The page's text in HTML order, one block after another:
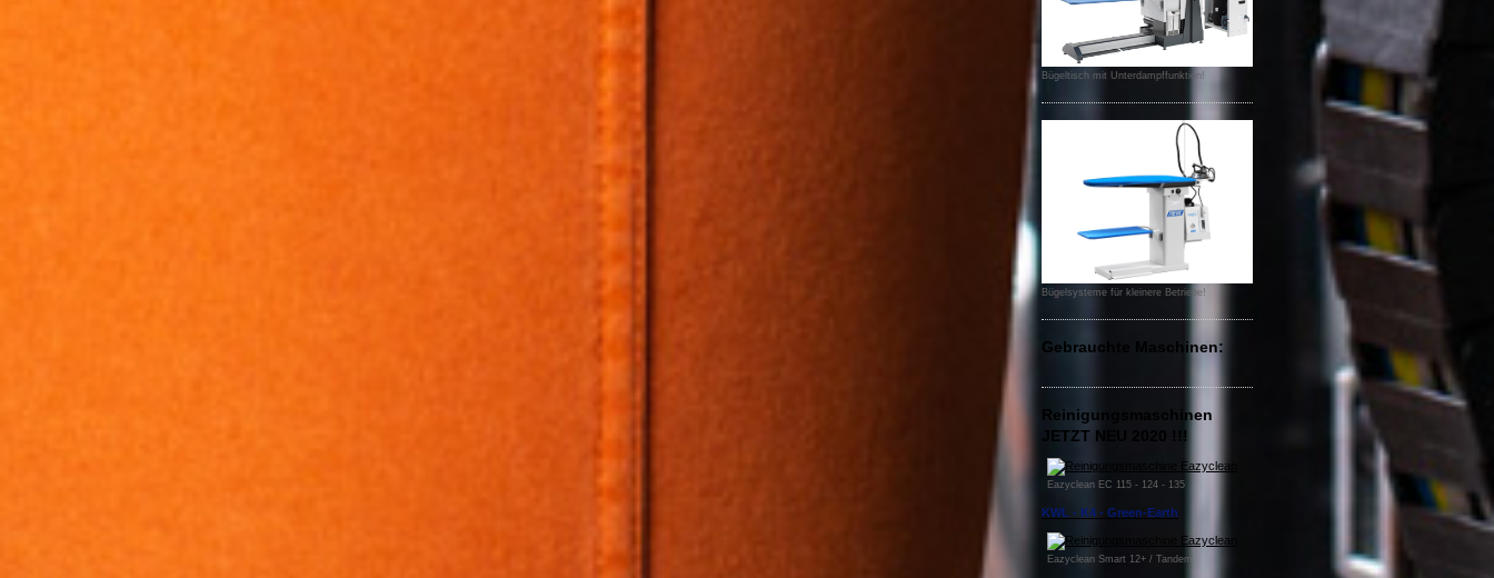
Bügeltisch mit Unterdampffunktion!
Bügelsysteme für kleinere Betriebe!
Gebrauchte Maschinen:
Reinigungsmaschinen
JETZT NEU 2020 !!!
Eazyclean EC 115 - 124 - 135
KWL - K4 - Green-Earth
Eazyclean Smart 12+ / Tandem